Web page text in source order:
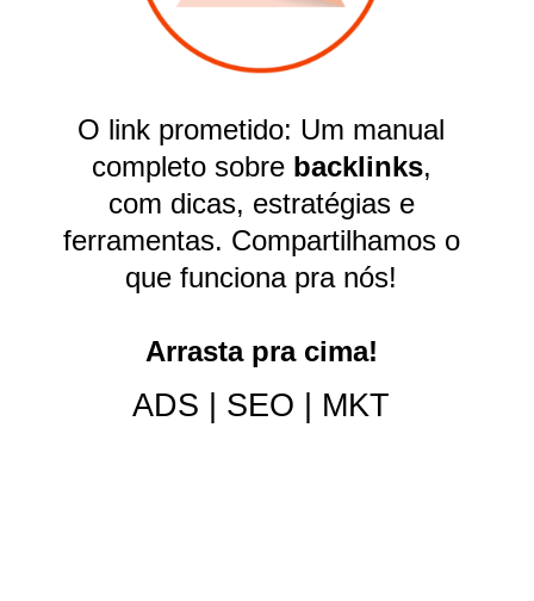
ADS | SEO | MKT
O link prometido: Um manual
completo sobre backlinks,
com dicas, estratégias e
ferramentas. Compartilhamos o
que funciona pra nós!
Arrasta pra cima!